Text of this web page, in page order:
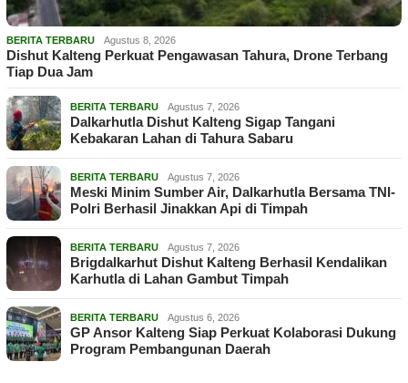
BERITA TERBARU Agustus 8, 2026
Dishut Kalteng Perkuat Pengawasan Tahura, Drone Terbang
Tiap Dua Jam
BERITA TERBARU Agustus 7, 2026
Dalkarhutla Dishut Kalteng Sigap Tangani
Kebakaran Lahan di Tahura Sabaru
BERITA TERBARU Agustus 7, 2026
Meski Minim Sumber Air, Dalkarhutla Bersama TNI-
Polri Berhasil Jinakkan Api di Timpah
BERITA TERBARU Agustus 7, 2026
Brigdalkarhut Dishut Kalteng Berhasil Kendalikan
Karhutla di Lahan Gambut Timpah
BERITA TERBARU Agustus 6, 2026
GP Ansor Kalteng Siap Perkuat Kolaborasi Dukung
Program Pembangunan Daerah